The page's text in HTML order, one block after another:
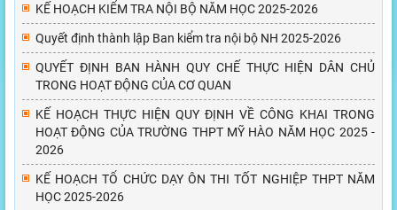
KẾ HOẠCH KIỂM TRA NỘI BỘ NĂM HỌC 2025-2026
Quyết định thành lập Ban kiểm tra nội bộ NH 2025-2026
QUYẾT ĐỊNH BAN HÀNH QUY CHẾ THỰC HIỆN DÂN CHỦ
TRONG HOẠT ĐỘNG CỦA CƠ QUAN
KẾ HOẠCH THỰC HIỆN QUY ĐỊNH VỀ CÔNG KHAI TRONG
HOẠT ĐỘNG CỦA TRƯỜNG THPT MỸ HÀO NĂM HỌC 2025 -
2026
KẾ HOẠCH TỔ CHỨC DẠY ÔN THI TỐT NGHIỆP THPT NĂM
HỌC 2025-2026